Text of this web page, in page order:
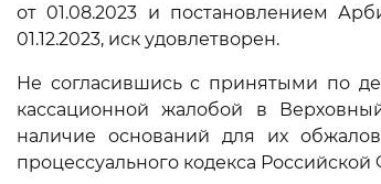
от 01.08.2023 и постановлением
01.12.2023, иск удовлетворен.
Не согласившись с принятыми по
кассационной жалобой в
наличие оснований для их
процессуального кодекса